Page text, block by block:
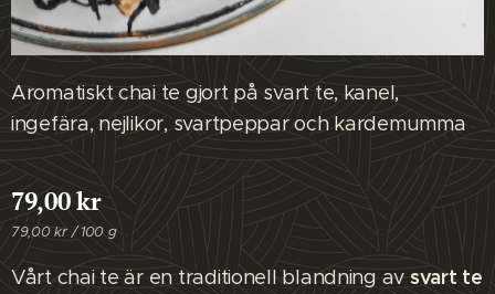
Aromatiskt chai te gjort på svart te, kanel,
ingefära, nejlikor, svartpeppar och kardemumma
79,00kr
79,00 kr / 100 g
Vårt chai te är en traditionell blandning av svart te